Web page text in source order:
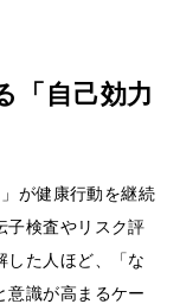
「自己効力
が健康行動を継続
子検査やリスク評
した人ほど、「な
意識が高まるケー